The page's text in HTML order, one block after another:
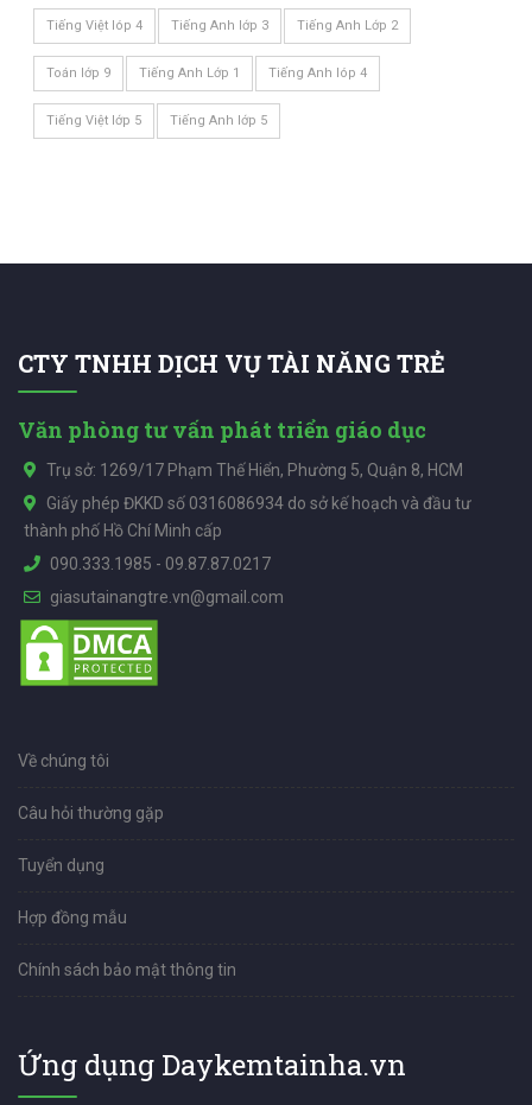
Tiếng Việt lóp 4 Tiếng Anh lớp 3 Tiếng Anh Lớp 2
Toán lớp 9 Tiếng Anh Lớp 1 Tiếng Anh lóp 4
Tiếng Việt lớp 5 Tiếng Anh lớp 5
CTY TNHH DỊCH VỤ TÀI NĂNG TRẺ
Văn phòng tư vấn phát triển giáo dục
Trụ sở: 1269/17 Phạm Thế Hiển, Phường 5, Quận 8, HCM
Giấy phép ĐKKD số 0316086934 do sở kế hoạch và đầu tư
thành phố Hồ Chí Minh cấp
090.333.1985 - 09.87.87.0217
giasutainangtre.vn@gmail.com
Về chúng tôi
Câu hỏi thường gặp
Tuyển dụng
Hợp đồng mẫu
Chính sách bảo mật thông tin
Ứng dụng Daykemtainha.vn